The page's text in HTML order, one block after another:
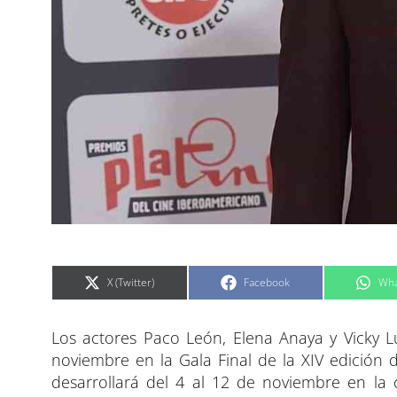
C
m
r
t
i
r
e
n
X (Twitter) C
m
r
t
i
r
e
n
Facebook C
m
r
t
i
r
e
n
Los actores Paco León, Elena Anaya y
noviembre en la Gala Final de la XIV edición
desarrollará del 4 al 12 de noviembre en la